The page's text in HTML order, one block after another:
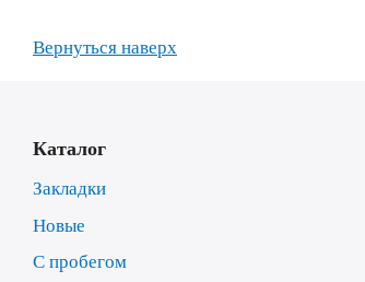
Вернуться наверх
Каталог
Закладки
Новые
С пробегом